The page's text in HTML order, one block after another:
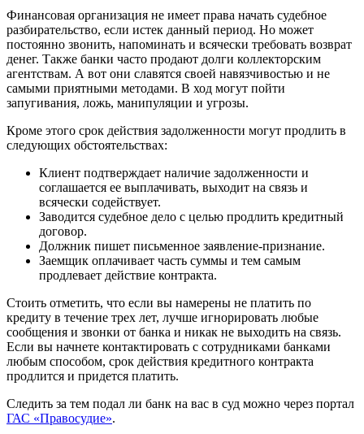
Финансовая организация не имеет права начать судебное
разбирательство, если истек данный период. Но может
постоянно звонить, напоминать и всячески требовать возврат
денег. Также банки часто продают долги коллекторским
агентствам. А вот они славятся своей навязчивостью и не
самыми приятными методами. В ход могут пойти
запугивания, ложь, манипуляции и угрозы.
Кроме этого срок действия задолженности могут продлить в
следующих обстоятельствах:
Клиент подтверждает наличие задолженности и
соглашается ее выплачивать, выходит на связь и
всячески содействует.
Заводится судебное дело с целью продлить кредитный
договор.
Должник пишет письменное заявление-признание.
Заемщик оплачивает часть суммы и тем самым
продлевает действие контракта.
Стоить отметить, что если вы намерены не платить по
кредиту в течение трех лет, лучше игнорировать любые
сообщения и звонки от банка и никак не выходить на связь.
Если вы начнете контактировать с сотрудниками банками
любым способом, срок действия кредитного контракта
продлится и придется платить.
Следить за тем подал ли банк на вас в суд можно через портал
ГАС «Правосудие».